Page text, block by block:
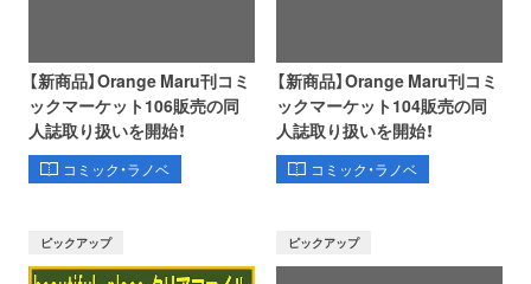
【新商品】Orange Maru刊コミ
ックマーケット106販売の同
人誌取り扱いを開始！
コミック・ラノベ
【新商品】Orange Maru刊コミ
ックマーケット104販売の同
人誌取り扱いを開始！
コミック・ラノベ
ピックアップ ピックアップ